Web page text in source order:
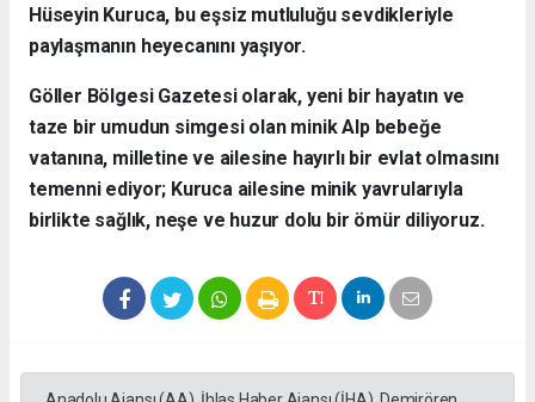
Hüseyin Kuruca, bu eşsiz mutluluğu sevdikleriyle
paylaşmanın heyecanını yaşıyor.
​Göller Bölgesi Gazetesi olarak, yeni bir hayatın ve
taze bir umudun simgesi olan minik Alp bebeğe
vatanına, milletine ve ailesine hayırlı bir evlat olmasını
temenni ediyor; Kuruca ailesine minik yavrularıyla
birlikte sağlık, neşe ve huzur dolu bir ömür diliyoruz.